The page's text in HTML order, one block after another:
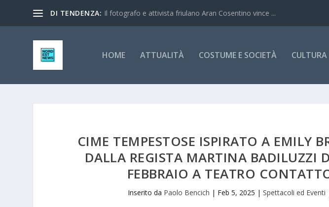
DI TENDENZA: Il fotografo e attivista friulano Aran Cosentino vince ...
HOME ATTUALITÀ COSTUME E SOCIETÀ CULTURA
CIME TEMPESTOSE ISPIRATO A EMILY
DALLA REGISTA MARTINA BADILUZZI
FEBBRAIO A TEATRO
Inserito da Paolo Bencich | Feb 5, 2025 |Spettacoli ed Eventi